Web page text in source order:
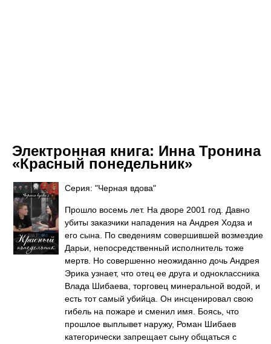
Электронная книга: Инна Тронина
«Красный понедельник»
Серия: "Черная вдова"
Прошло восемь лет. На дворе 2001 год. Давно
убиты заказчики нападения на Андрея Ходза и
его сына. По сведениям совершившей возмездие
Дарьи, непосредственный исполнитель тоже
мертв. Но совершенно неожиданно дочь Андрея
Эрика узнает, что отец ее друга и одноклассника
Влада Шибаева, торговец минеральной водой, и
есть тот самый убийца. Он инсценировал свою
гибель на пожаре и сменил имя. Боясь, что
прошлое выплывет наружу, Роман Шибаев
категорически запрещает сыну общаться с